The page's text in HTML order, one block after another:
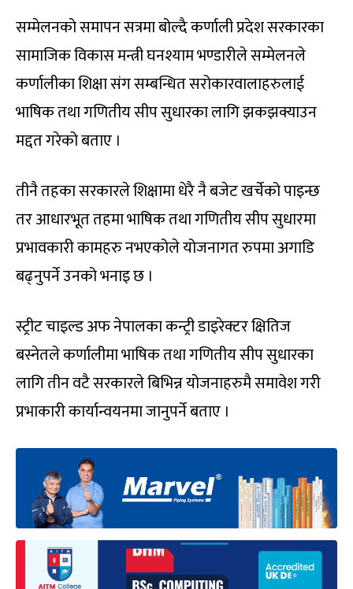
सम्मेलनको समापन सत्रमा बोल्दै कर्णाली प्रदेश सरकारका
सामाजिक विकास मन्त्री घनश्याम भण्डारीले सम्मेलनले
कर्णालीका शिक्षा संग सम्बन्धित सरोकारवालाहरुलाई
भाषिक तथा गणितीय सीप सुधारका लागि झकझक्याउन
मद्दत गरेको बताए ।
तीनै तहका सरकारले शिक्षामा धेरै नै बजेट खर्चेको पाइन्छ
तर आधारभूत तहमा भाषिक तथा गणितीय सीप सुधारमा
प्रभावकारी कामहरु नभएकोले योजनागत रुपमा अगाडि
बढ्नुपर्ने उनको भनाइ छ ।
स्ट्रीट चाइल्ड अफ नेपालका कन्ट्री डाइरेक्टर क्षितिज
बस्नेतले कर्णालीमा भाषिक तथा गणितीय सीप सुधारका
लागि तीन वटै सरकारले बिभिन्न योजनाहरुमै समावेश गरी
प्रभाकारी कार्यान्वयनमा जानुपर्ने बताए ।